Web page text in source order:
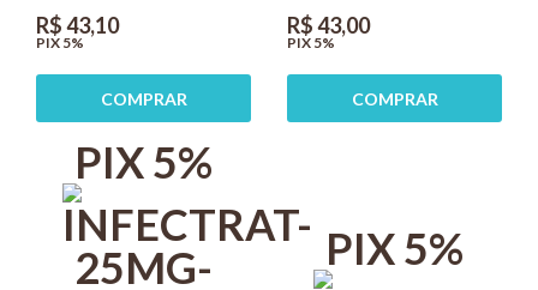
14
Comprimidos
Para Cães
ucbvet
R$ 43,10
PIX 5%
COMPRAR
Comprimidos
R$ 43,00
PIX 5%
COMPRAR
PIX 5%
PIX 5%